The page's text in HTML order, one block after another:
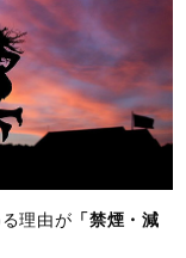
理由が 「禁煙・減